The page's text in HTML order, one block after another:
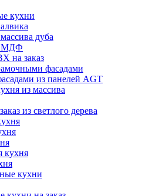
кухни
дуба
МДФ
на заказ
фасадами
из панелей AGT
из массива
из светлого дерева
кухня
кухни